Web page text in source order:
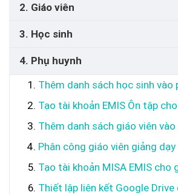
2. Giáo viên
3. Học sinh
4. Phụ huynh
Thêm danh sách học sinh vào
Tạo tài khoản EMIS Ôn tập
Thêm danh sách giáo viên
Phân công giáo viên giảng dạy
Tạo tài khoản MISA EMIS cho
Thiết lập liên kết Google Drive